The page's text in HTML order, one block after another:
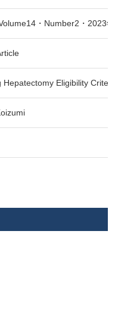
・Number2・2023年
Hepatectomy Eligibility